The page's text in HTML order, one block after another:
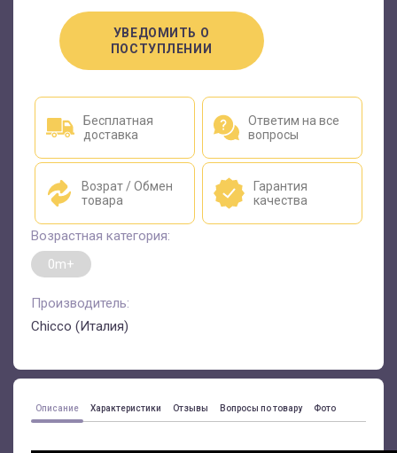
УВЕДОМИТЬ О
ПОСТУПЛЕНИИ
Бесплатная
доставка
Ответим на все
вопросы
Возрат / Обмен
товара
Гарантия
качества
Возрастная категория:
0m+
Производитель:
Chicco (Италия)
Описание Характеристики Отзывы Вопросы по товару Фото